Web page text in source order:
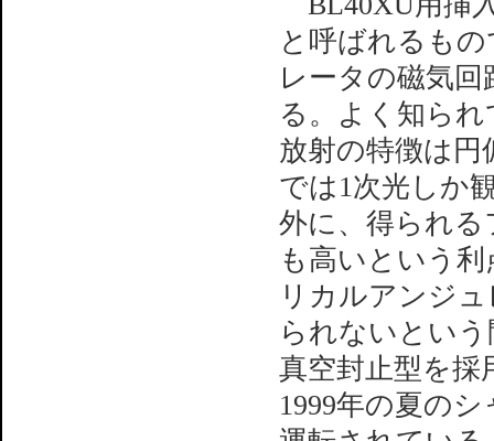
と呼ばれるも
レータの磁気
る。よく知ら
放射の特徴は
では1次光しか
外に、得られ
も高いという
リカルアンジ
られないとい
真空封止型を
1999年の夏の